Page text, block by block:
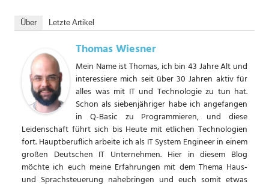
Über Letzte Artikel
Thomas Wiesner
Mein Name ist Thomas, ich bin 43 Jahre Alt und
interessiere mich seit über 30 Jahren aktiv für
alles was mit IT und Technologie zu tun hat.
Schon als siebenjähriger habe ich angefangen
in Q-Basic zu Programmieren, und diese
Leidenschaft führt sich bis Heute mit etlichen Technologien
fort. Hauptberuflich arbeite ich als IT System Engineer in einem
großen Deutschen IT Unternehmen. Hier in diesem Blog
möchte ich euch meine Erfahrungen mit dem Thema Haus-
und Sprachsteuerung nahebringen und euch somit etwas